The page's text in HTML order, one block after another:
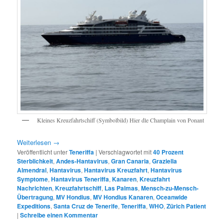
Kleines Kreuzfahrtschiff (Symbolbild) Hier dle Champlain von Ponant
Weiterlesen →
Veröffentlicht unterTeneriffa |Verschlagwortet mit40 Prozent
Sterblichkeit,Andes-Hantavirus,Gran Canaria,Graziella
Almendral,Hantavirus,Hantavirus Kreuzfahrt,Hantavirus
Symptome,Hantavirus Teneriffa,Kanaren,Kreuzfahrt
Nachrichten,Kreuzfahrtschiff, Las Palmas,Mensch-zu-Mensch-
Übertragung,MV Hondius,MV Hondius Kanaren,Oceanwide
Expeditions,Santa Cruz de Tenerife,Teneriffa,WHO,Zürich Patient
|Schreibe einen Kommentar